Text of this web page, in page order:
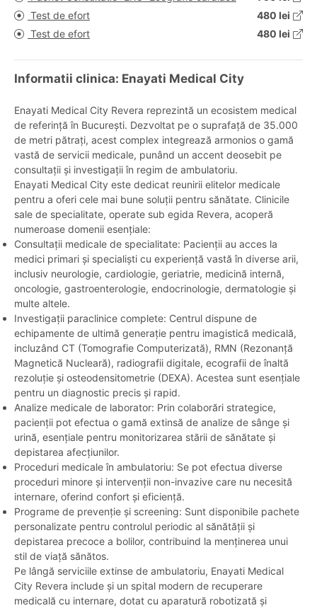
Test de efort
480 lei
Test de efort
480 lei
Informatii clinica: Enayati Medical City
Enayati Medical City Revera reprezintă un ecosistem medical
de referință în București. Dezvoltat pe o suprafață de 35.000
de metri pătrați, acest complex integrează armonios o gamă
vastă de servicii medicale, punând un accent deosebit pe
consultații și investigații în regim de ambulatoriu.
Enayati Medical City este dedicat reunirii elitelor medicale
pentru a oferi cele mai bune soluții pentru sănătate. Clinicile
sale de specialitate, operate sub egida Revera, acoperă
numeroase domenii esențiale:
Consultații medicale de specialitate: Pacienții au acces la
medici primari și specialiști cu experiență vastă în diverse arii,
inclusiv neurologie, cardiologie, geriatrie, medicină internă,
oncologie, gastroenterologie, endocrinologie, dermatologie și
multe altele.
Investigații paraclinice complete: Centrul dispune de
echipamente de ultimă generație pentru imagistică medicală,
incluzând CT (Tomografie Computerizată), RMN (Rezonanță
Magnetică Nucleară), radiografii digitale, ecografii de înaltă
rezoluție și osteodensitometrie (DEXA). Acestea sunt esențiale
pentru un diagnostic precis și rapid.
Analize medicale de laborator: Prin colaborări strategice,
pacienții pot efectua o gamă extinsă de analize de sânge și
urină, esențiale pentru monitorizarea stării de sănătate și
depistarea afecțiunilor.
Proceduri medicale în ambulatoriu: Se pot efectua diverse
proceduri minore și intervenții non-invazive care nu necesită
internare, oferind confort și eficiență.
Programe de prevenție și screening: Sunt disponibile pachete
personalizate pentru controlul periodic al sănătății și
depistarea precoce a bolilor, contribuind la menținerea unui
stil de viață sănătos.
Pe lângă serviciile extinse de ambulatoriu, Enayati Medical
City Revera include și un spital modern de recuperare
medicală cu internare, dotat cu aparatură robotizată și